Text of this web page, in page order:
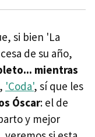
si bien 'La
de su año,
mientras
, 'Coda', sí que les
Óscar: el de
y mejor